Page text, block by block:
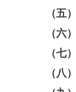
（五
（六
（七
（八